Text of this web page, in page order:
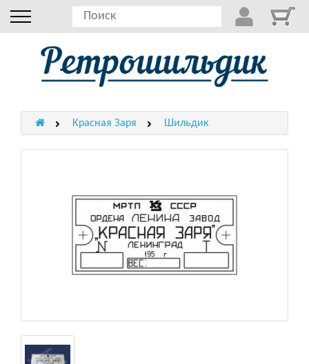
Красная Заря Шильдик